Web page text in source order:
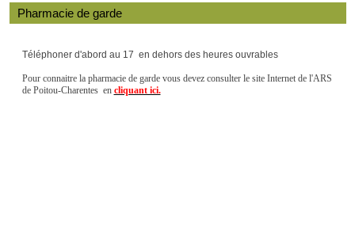
Pharmacie de garde
Téléphoner d'abord au 17 en dehors des heures ouvrables
Pour connaitre la pharmacie de garde vous devez consulter le site Internet de l'ARS
de Poitou-Charentes en cliquant ici.